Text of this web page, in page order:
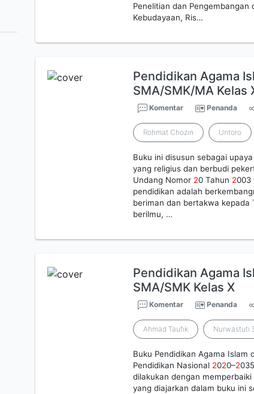
Penelitian dan Pengembangan
Kebudayaan, Ris…
Pendidikan Agama
SMA/SMK/MA Kelas
Komentar Penanda
Rohmat Chozin Untoro
Buku ini disusun sebagai
yang religius dan berbudi
Undang Nomor 20 Tahun 2003
pendidikan adalah
beriman dan bertakwa kepada
berilmu, …
Pendidikan Agama
SMA/SMK Kelas X
Komentar Penanda
Ahmad Taufik Nurwastuti
Buku Pendidikan Agama Islam
Pendidikan Nasional 2020–2
dilakukan dengan
yang diajarkan dalam buku ini